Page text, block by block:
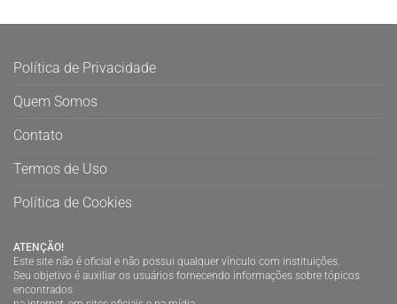
Política de Privacidade
Quem Somos
Contato
Termos de Uso
Política de Cookies
ATENÇÃO!
Este site não é oficial e não possui qualquer vínculo com instituições.
Seu objetivo é auxiliar os usuários fornecendo informações sobre tópicos
encontrados